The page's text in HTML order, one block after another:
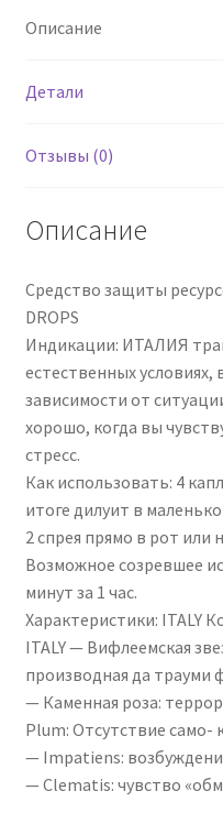
Описание
Детали
Отзывы (0)
Описание
Средство защиты
DROPS
Индикации: ИТАЛИЯ
естественных
зависимости от
хорошо, когда вы
стресс.
Как использовать: 4
итоге дилуит в
2 спрея прямо в рот или
Возможное созревшее
минут за 1 час.
Характеристики: ITALY
ITALY — Вифлеемская
производная да трауми
— Каменная роза:
Plum: Отсутствие само-
— Impatiens:
— Clematis: чувство